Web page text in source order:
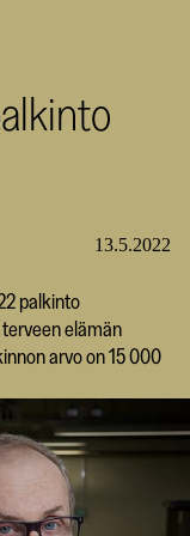
13.5.2022
palkinto
elämän
arvo on 15 000